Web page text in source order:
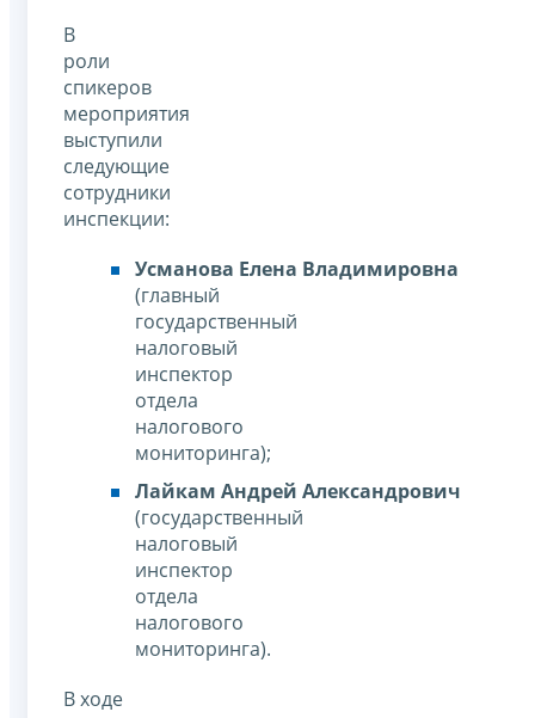
В
роли
спикеров
мероприятия
выступили
следующие
сотрудники
инспекции:
Усманова Елена Владимировна
(главный
государственный
налоговый
инспектор
отдела
налогового
мониторинга);
Лайкам Андрей Александрович
(государственный
налоговый
инспектор
отдела
налогового
мониторинга).
В ходе